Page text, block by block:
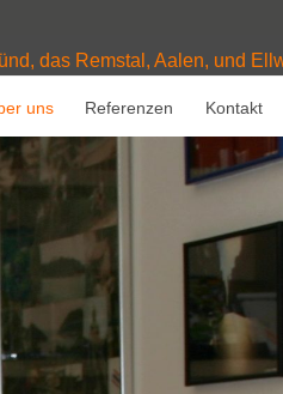
das Remstal, Aalen, und
uns Referenzen Kontakt